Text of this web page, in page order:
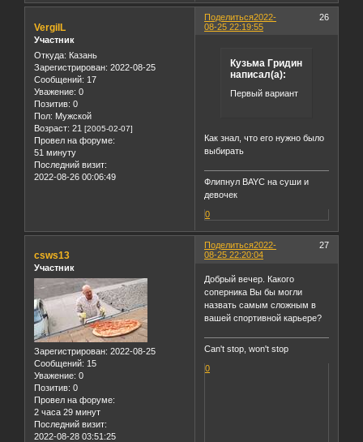
Поделиться 26
2022-
08-25 22:19:55
VergilL
Участник
Откуда: Казань
Зарегистрирован: 2022-08-25
Сообщений: 17
Уважение: 0
Позитив: 0
Пол: Мужской
Возраст: 21 [2005-02-07]
Провел на форуме:
51 минуту
Последний визит:
2022-08-26 00:06:49
Кузьма Гридин
написал(а):
Первый вариант
Как знал, что его нужно было
выбирать
Флипнул BAYC на суши и
девочек
0
Поделиться 27
2022-
08-25 22:20:04
csws13
Участник
Зарегистрирован: 2022-08-25
Сообщений: 15
Уважение: 0
Позитив: 0
Провел на форуме:
2 часа 29 минут
Последний визит:
2022-08-28 03:51:25
Добрый вечер. Какого
соперника Вы бы могли
назвать самым сложным в
вашей спортивной карьере?
Can't stop, won't stop
0